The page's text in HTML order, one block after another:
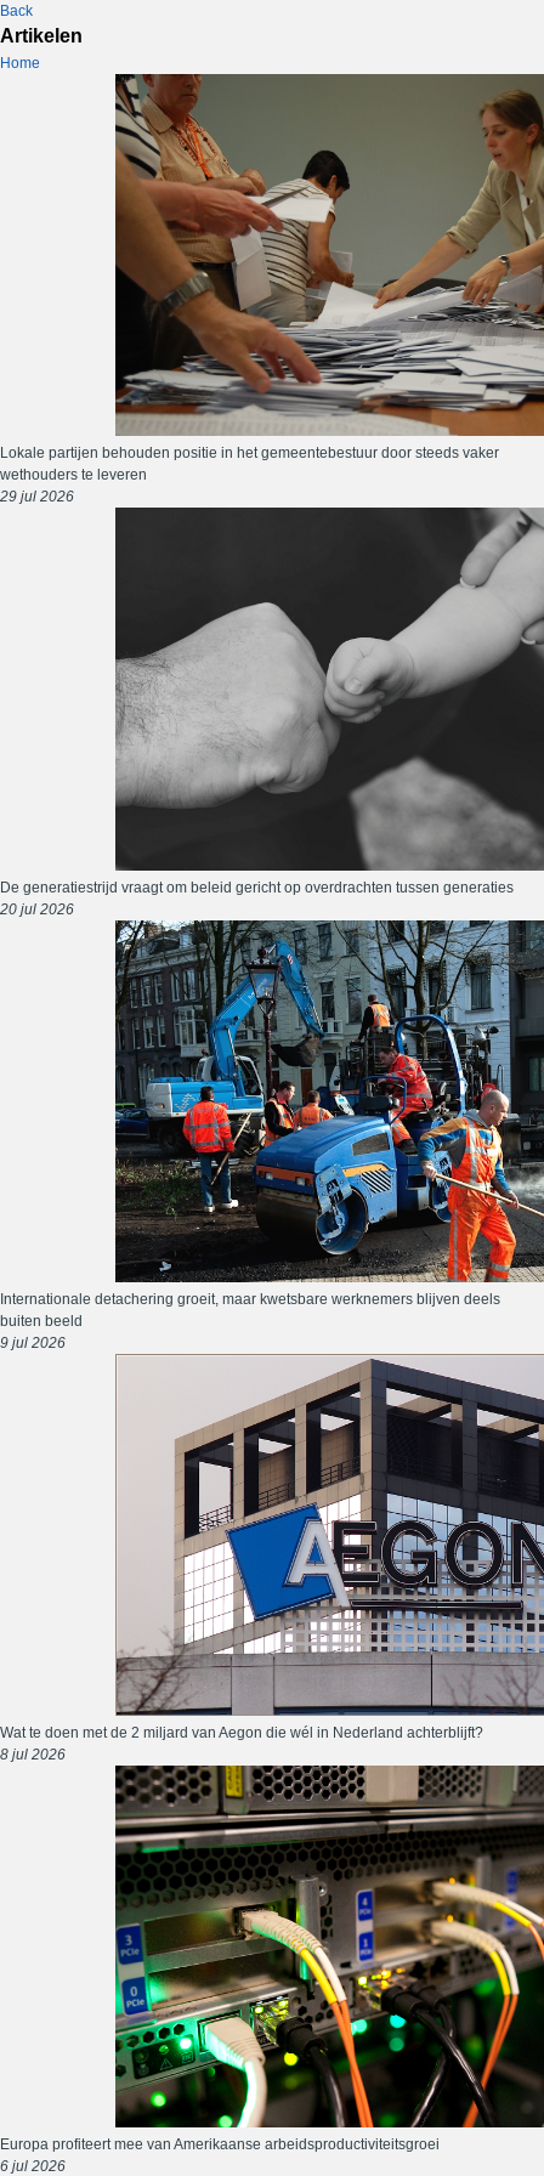
Back
Artikelen
Home
Lokale partijen behouden positie in het gemeentebestuur door steeds vaker
wethouders te leveren
29 jul 2026
De generatiestrijd vraagt om beleid gericht op overdrachten tussen generaties
20 jul 2026
Internationale detachering groeit, maar kwetsbare werknemers blijven deels
buiten beeld
9 jul 2026
Wat te doen met de 2 miljard van Aegon die wél in Nederland achterblijft?
8 jul 2026
Europa profiteert mee van Amerikaanse arbeidsproductiviteitsgroei
6 jul 2026